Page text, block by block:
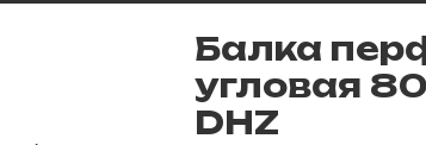
Балка
угловая
DHZ